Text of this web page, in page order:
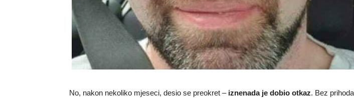
No, nakon nekoliko mjeseci, desio se preokret – iznenada je dobio otkaz. Bez